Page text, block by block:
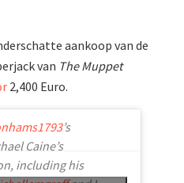
aankoop van de
van The Muppet
2,400 Euro.
’s
Caine’s
including his